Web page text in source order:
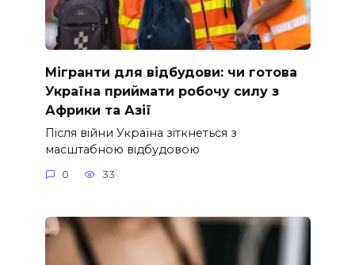
Мігранти для відбудови: чи готова
Україна приймати робочу силу з
Африки та Азії
Після війни Україна зіткнеться з
масштабною відбудовою
0 33